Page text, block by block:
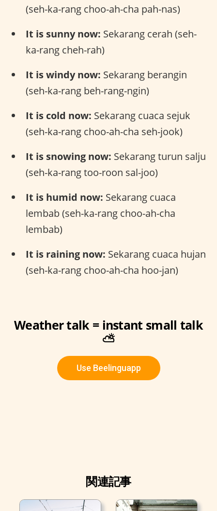
(seh-ka-rang choo-ah-cha pah-nas)
It is sunny now: Sekarang cerah (seh-
ka-rang cheh-rah)
It is windy now: Sekarang berangin
(seh-ka-rang beh-rang-ngin)
It is cold now: Sekarang cuaca sejuk
(seh-ka-rang choo-ah-cha seh-jook)
It is snowing now: Sekarang turun salju
(seh-ka-rang too-roon sal-joo)
It is humid now: Sekarang cuaca
lembab (seh-ka-rang choo-ah-cha
lembab)
It is raining now: Sekarang cuaca hujan
(seh-ka-rang choo-ah-cha hoo-jan)
Weather talk = instant small talk
⛅
Use Beelinguapp
関連記事